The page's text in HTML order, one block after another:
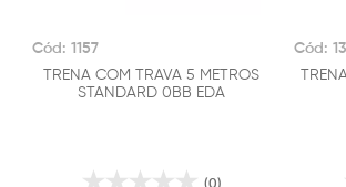
Cód: 1157
TRENA COM TRAVA 5 METROS
STANDARD 0BB EDA
(0)
Cód: